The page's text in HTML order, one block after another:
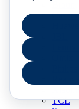
Casper
TCL